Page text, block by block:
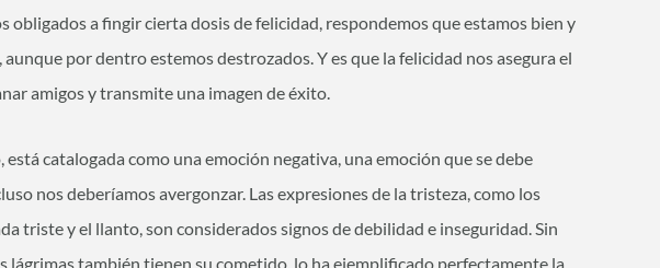
obligados a fingir cierta dosis de felicidad, respondemos que estamos bien y
aunque por dentro estemos destrozados. Y es que la felicidad nos asegura el
amigos y transmite una imagen de éxito.
está catalogada como una emoción negativa, una emoción que se debe
nos deberíamos avergonzar. Las expresiones de la tristeza, como los
triste y el llanto, son considerados signos de debilidad e inseguridad. Sin
lágrimas también tienen su cometido, lo ha ejemplificado perfectamente la